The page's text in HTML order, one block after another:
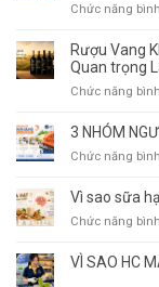
Chức năng
Rượu Vang
Quan trọng
Chức năng
3 NHÓM
Chức năng
Vì sao sữa
Chức năng
VÌ SAO HC